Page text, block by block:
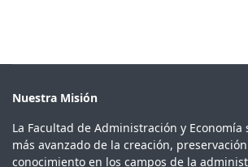
Nuestra Misión
La Facultad de Administración y Economía
más avanzado de la creación,
conocimiento en los campos de la